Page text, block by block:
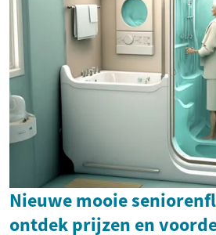
Nieuwe mooie
ontdek prijzen en